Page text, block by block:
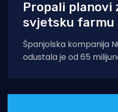
Propali planovi
svjetsku farmu
Španjolska kompanija
odustala je od 65